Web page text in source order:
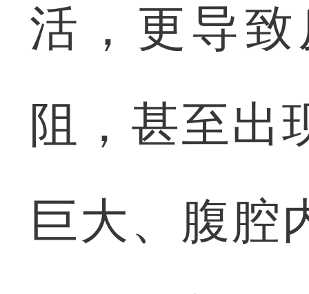
活，更导
阻，甚至出
巨大、腹腔